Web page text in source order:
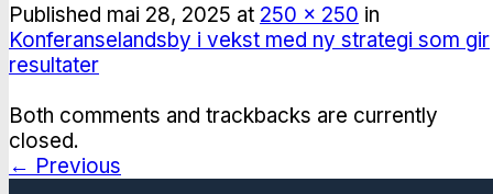
Published mai 28, 2025 at 250 × 250 in
Konferanselandsby i vekst med ny strategi som gir
resultater
Both comments and trackbacks are currently
closed.
← Previous